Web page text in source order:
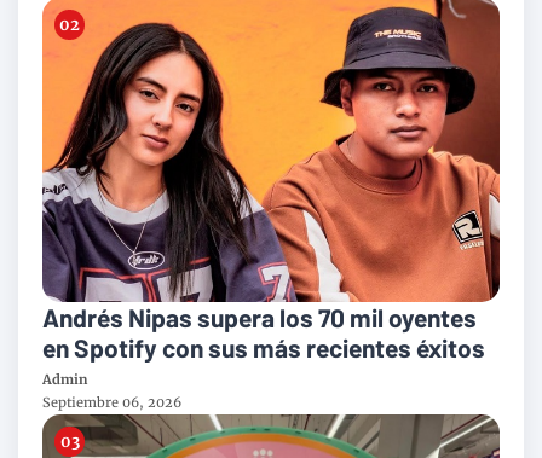
Andrés Nipas supera los 70 mil oyentes
en Spotify con sus más recientes éxitos
Admin
Septiembre 06, 2026